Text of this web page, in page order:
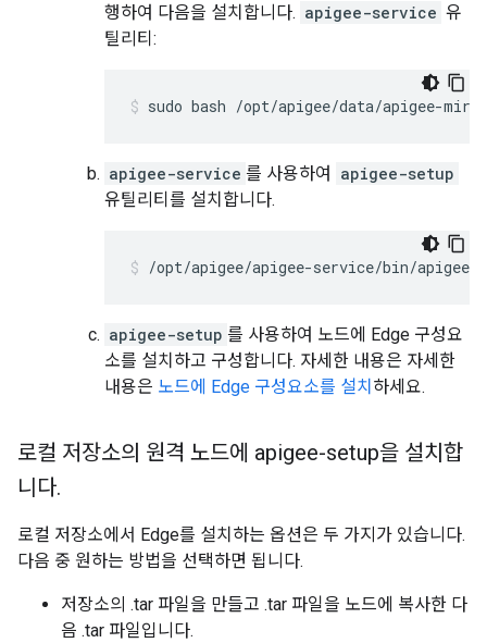
행하여 다음을 설치합니다. apigee-service 유
틸리티:
sudo bash /opt/apigee/data/apigee-
apigee-service 를 사용하여
apigee-setup
유틸리티를 설치합니다.
/opt/apigee/apigee-service/bin/
apigee-setup 를 사용하여 노드에 Edge 구성요
소를 설치하고 구성합니다. 자세한 내용은 자세한
내용은 노드에 Edge 구성요소를 설치 하세요.
로컬 저장소의 원격 노드에 apigee-setup을 설치합
니다.
로컬 저장소에서 Edge를 설치하는 옵션은 두 가지가 있습니다.
다음 중 원하는 방법을 선택하면 됩니다.
저장소의 .tar 파일을 만들고 .tar 파일을 노드에 복사한 다
음 .tar 파일입니다.